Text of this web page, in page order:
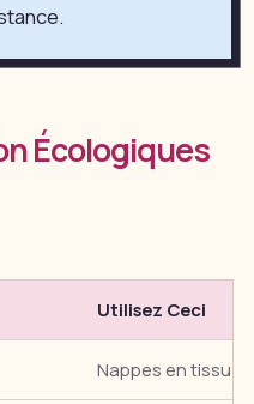
Écologiques
Utilisez Ceci
Nappes en tissu